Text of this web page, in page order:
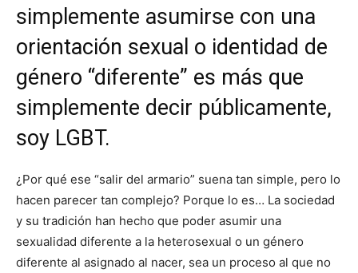
simplemente asumirse con una
orientación sexual o identidad de
género “diferente” es más que
simplemente decir públicamente,
soy LGBT.
¿Por qué ese “salir del armario” suena tan simple, pero lo
hacen parecer tan complejo? Porque lo es… La sociedad
y su tradición han hecho que poder asumir una
sexualidad diferente a la heterosexual o un género
diferente al asignado al nacer, sea un proceso al que no